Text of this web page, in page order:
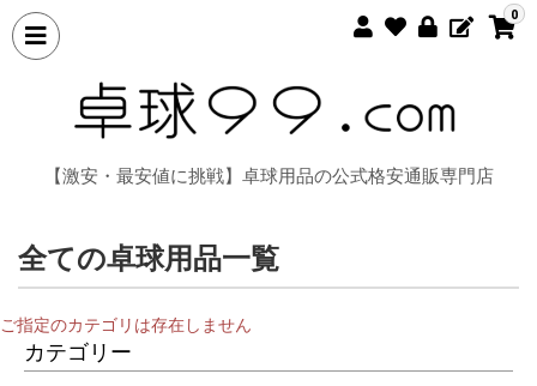
0
【激安・最安値に挑戦】卓球用品の公式格安通販専門店
カテゴリー
全ての卓球用品一覧
ご指定のカテゴリは存在しません